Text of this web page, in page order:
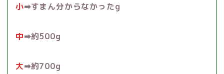
小➡︎すまん分からなかったg
中➡︎約500g
大➡︎約700g